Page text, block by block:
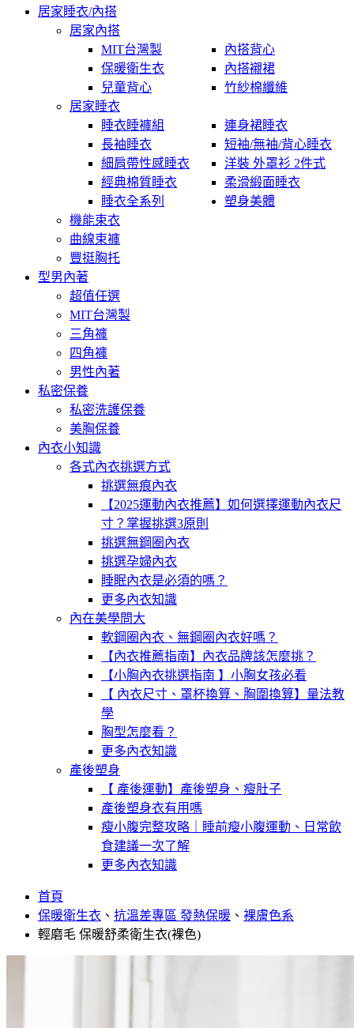
居家睡衣/內搭
居家內搭
MIT台灣製
內搭背心
保暖衛生衣
內搭襯裙
兒童背心
竹紗棉纖維
居家睡衣
睡衣睡褲組
連身裙睡衣
長袖睡衣
短袖/無袖/背心睡衣
細肩帶性感睡衣
洋裝 外罩衫 2件式
經典棉質睡衣
柔滑緞面睡衣
睡衣全系列
塑身美體
機能束衣
曲線束褲
豐挺胸托
型男內著
超值任選
MIT台灣製
三角褲
四角褲
男性內著
私密保養
私密洗護保養
美胸保養
內衣小知識
各式內衣挑選方式
挑選無痕內衣
【2025運動內衣推薦】如何選擇運動內衣尺
寸？掌握挑選3原則
挑選無鋼圈內衣
挑選孕婦內衣
睡眠內衣是必須的嗎？
更多內衣知識
內在美學問大
軟鋼圈內衣、無鋼圈內衣好嗎？
【內衣推薦指南】內衣品牌該怎麼挑？
【小胸內衣挑選指南 】小胸女孩必看
【 內衣尺寸、罩杯換算、胸圍換算】量法教
學
胸型怎麼看？
更多內衣知識
產後塑身
【 產後運動】產後塑身、瘦肚子
產後塑身衣有用嗎
瘦小腹完整攻略｜睡前瘦小腹運動、日常飲
食建議一次了解
更多內衣知識
首頁
保暖衛生衣 、 抗溫差專區 發熱保暖 、 裸膚色系
輕磨毛 保暖舒柔衛生衣(裸色)